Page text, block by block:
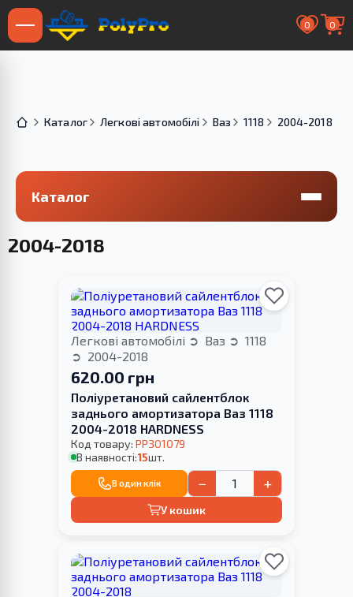
0 0
Каталог Легкові автомобілі Ваз 1118 2004-2018
Каталог
2004-2018
Легкові автомобілі Ваз
1118
2004-2018
620.00 грн
Поліуретановий сайлентблок
заднього амортизатора Ваз 1118
2004-2018 HARDNESS
Код товару: PP301079
В наявності:15шт.
В один клік − +
У кошик